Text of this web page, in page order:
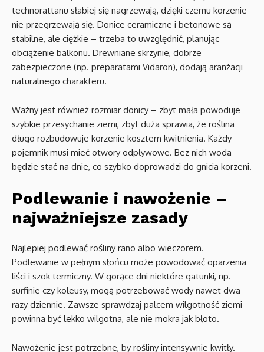
technorattanu słabiej się nagrzewają, dzięki czemu korzenie
nie przegrzewają się. Donice ceramiczne i betonowe są
stabilne, ale ciężkie – trzeba to uwzględnić, planując
obciążenie balkonu. Drewniane skrzynie, dobrze
zabezpieczone (np. preparatami Vidaron), dodają aranżacji
naturalnego charakteru.
Ważny jest również rozmiar donicy – zbyt mała powoduje
szybkie przesychanie ziemi, zbyt duża sprawia, że roślina
długo rozbudowuje korzenie kosztem kwitnienia. Każdy
pojemnik musi mieć otwory odpływowe. Bez nich woda
będzie stać na dnie, co szybko doprowadzi do gnicia korzeni.
Podlewanie i nawożenie –
najważniejsze zasady
Najlepiej podlewać rośliny rano albo wieczorem.
Podlewanie w pełnym słońcu może powodować oparzenia
liści i szok termiczny. W gorące dni niektóre gatunki, np.
surfinie czy koleusy, mogą potrzebować wody nawet dwa
razy dziennie. Zawsze sprawdzaj palcem wilgotność ziemi –
powinna być lekko wilgotna, ale nie mokra jak błoto.
Nawożenie jest potrzebne, by rośliny intensywnie kwitły.